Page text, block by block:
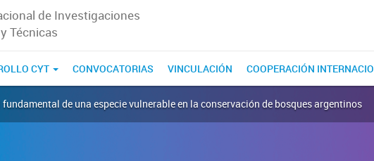
de Investigaciones
Técnicas
CYT CONVOCATORIAS VINCULACIÓN COOPERACIÓN
de una especie vulnerable en la conservación de bosques argentinos